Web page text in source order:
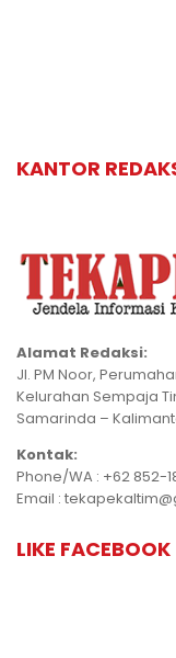
KANTOR
Alamat Redaksi:
Jl. PM Noor,
Kelurahan Sempaja
Samarinda –
Kontak:
Phone/WA : +62 852-
Email :
LIKE FACEBOOK